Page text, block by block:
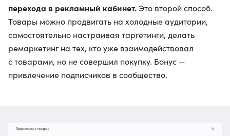
перехода в рекламный кабинет.Это второй способ.
Товары можно продвигать на холодные аудитории,
самостоятельно настраивая таргетинги, делать
ремаркетинг на тех, кто уже взаимодействовал
с товарами, но не совершил покупку. Бонус —
привлечение подписчиков в сообщество.